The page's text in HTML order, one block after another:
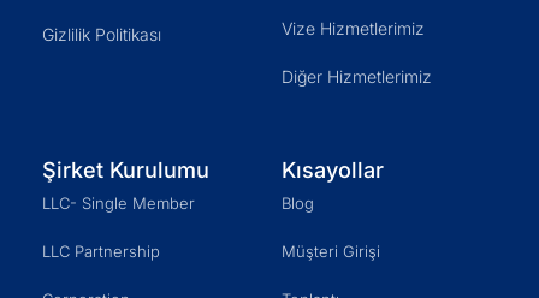
Gizlilik Politikası Vize Hizmetlerimiz
Diğer Hizmetlerimiz
Şirket Kurulumu
LLC- Single Member
LLC Partnership
Kısayollar
Blog
Müşteri Girişi